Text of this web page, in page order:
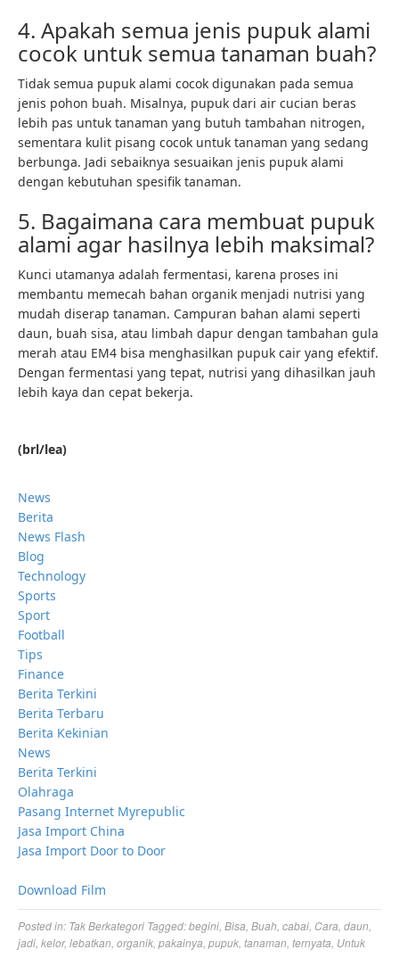
4. Apakah semua jenis pupuk alami
cocok untuk semua tanaman buah?
Tidak semua pupuk alami cocok digunakan pada semua
jenis pohon buah. Misalnya, pupuk dari air cucian beras
lebih pas untuk tanaman yang butuh tambahan nitrogen,
sementara kulit pisang cocok untuk tanaman yang sedang
berbunga. Jadi sebaiknya sesuaikan jenis pupuk alami
dengan kebutuhan spesifik tanaman.
5. Bagaimana cara membuat pupuk
alami agar hasilnya lebih maksimal?
Kunci utamanya adalah fermentasi, karena proses ini
membantu memecah bahan organik menjadi nutrisi yang
mudah diserap tanaman. Campuran bahan alami seperti
daun, buah sisa, atau limbah dapur dengan tambahan gula
merah atau EM4 bisa menghasilkan pupuk cair yang efektif.
Dengan fermentasi yang tepat, nutrisi yang dihasilkan jauh
lebih kaya dan cepat bekerja.
(brl/lea)
News
Berita
News Flash
Blog
Technology
Sports
Sport
Football
Tips
Finance
Berita Terkini
Berita Terbaru
Berita Kekinian
News
Berita Terkini
Olahraga
Pasang Internet Myrepublic
Jasa Import China
Jasa Import Door to Door
Download Film
Posted in: Tak Berkategori Tagged:begini Bisa Buah cabai Cara daun
jadi kelor, lebatkan organik pakainya pupuk tanaman ternyata Untuk